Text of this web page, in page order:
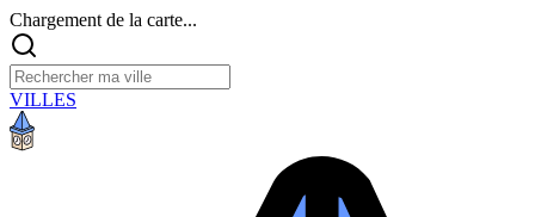
Chargement de la carte...
VILLES